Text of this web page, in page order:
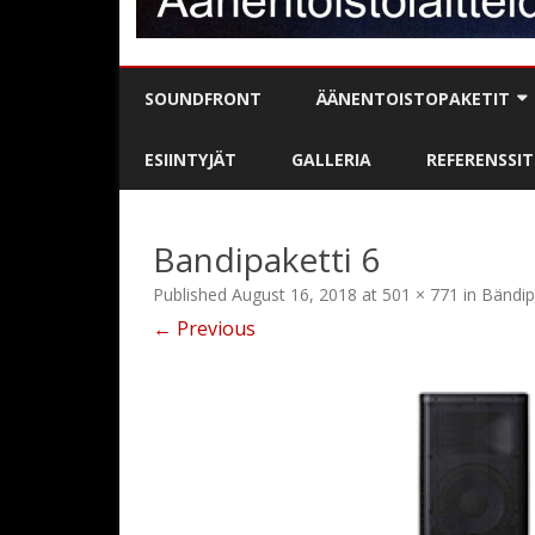
SOUNDFRONT ÄÄNENTOISTOPAKETIT
BÄNDIPAKETIT
PUHE- / JUONTOPAKETIT
KARAOKE
ESIINTYJÄT GALLERIA REFERENSSIT
Bandipaketti 6
Published August 16, 2018 at 501 × 771 in
← Previous